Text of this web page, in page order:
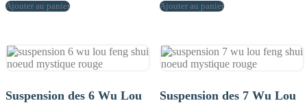
Ajouter au panier Ajouter au panier
Suspension des 6 Wu Lou Suspension des 7 Wu Lou